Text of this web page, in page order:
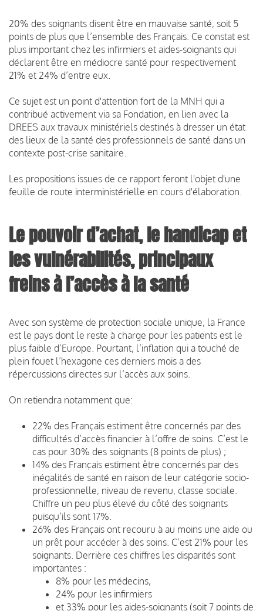
20% des soignants disent être en mauvaise santé, soit 5
points de plus que l’ensemble des Français. Ce constat est
plus important chez les infirmiers et aides-soignants qui
déclarent être en médiocre santé pour respectivement
21% et 24% d’entre eux.
Ce sujet est un point d'attention fort de la MNH qui a
contribué activement via sa Fondation, en lien avec la
DREES aux travaux ministériels destinés à dresser un état
des lieux de la santé des professionnels de santé dans un
contexte post-crise sanitaire.
Les propositions issues de ce rapport feront l'objet d'une
feuille de route interministérielle en cours d'élaboration.
Le pouvoir d’achat, le handicap et
les vulnérabilités, principaux
freins à l’accès à la santé
Avec son système de protection sociale unique, la France
est le pays dont le reste à charge pour les patients est le
plus faible d’Europe. Pourtant, l’inflation qui a touché de
plein fouet l’hexagone ces derniers mois a des
répercussions directes sur l’accès aux soins.
On retiendra notamment que:
22% des Français estiment être concernés par des
difficultés d’accès financier à l’offre de soins. C’est le
cas pour 30% des soignants (8 points de plus) ;
14% des Français estiment être concernés par des
inégalités de santé en raison de leur catégorie socio-
professionnelle, niveau de revenu, classe sociale.
Chiffre un peu plus élevé du côté des soignants
puisqu’ils sont 17%.
26% des Français ont recouru à au moins une aide ou
un prêt pour accéder à des soins. C’est 21% pour les
soignants. Derrière ces chiffres les disparités sont
importantes :
8% pour les médecins,
24% pour les infirmiers
et 33% pour les aides-soignants (soit 7 points de